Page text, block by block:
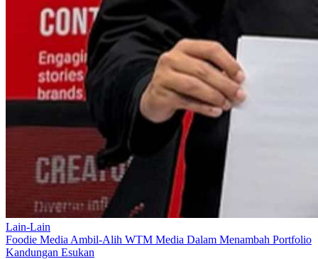
Lain-Lain
Foodie Media Ambil-Alih WTM Media Dalam Menambah Portfolio
Kandungan Esukan